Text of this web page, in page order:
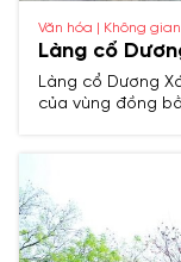
Văn hóa | Không
Làng cổ
Làng cổ Dương
của vùng đồng
trong các thời kỳ
khảo cổ và văn